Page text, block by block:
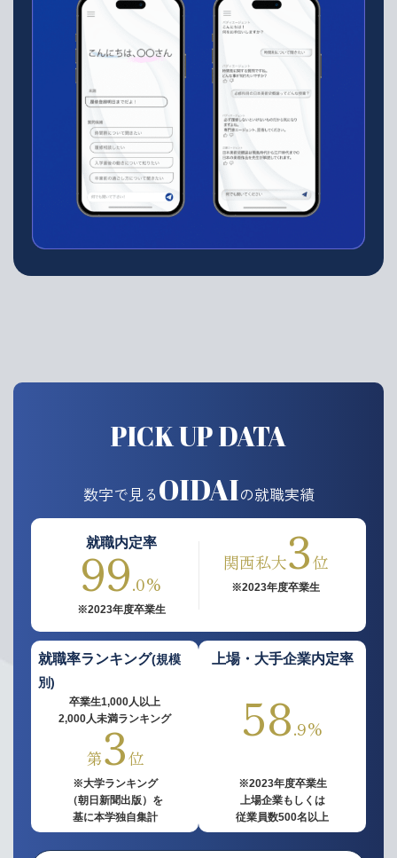
PICK UP DATA
数字で見るOIDAIの就職実績
就職内定率
99.0%
※2023年度卒業生
関西私大3位
※2023年度卒業生
就職率ランキング(規模
別)
卒業生1,000人以上
2,000人未満ランキング
第3位
※大学ランキング
（朝日新聞出版）を
基に本学独自集計
上場・大手企業内定率
58.9%
※2023年度卒業生
上場企業もしくは
従業員数500名以上